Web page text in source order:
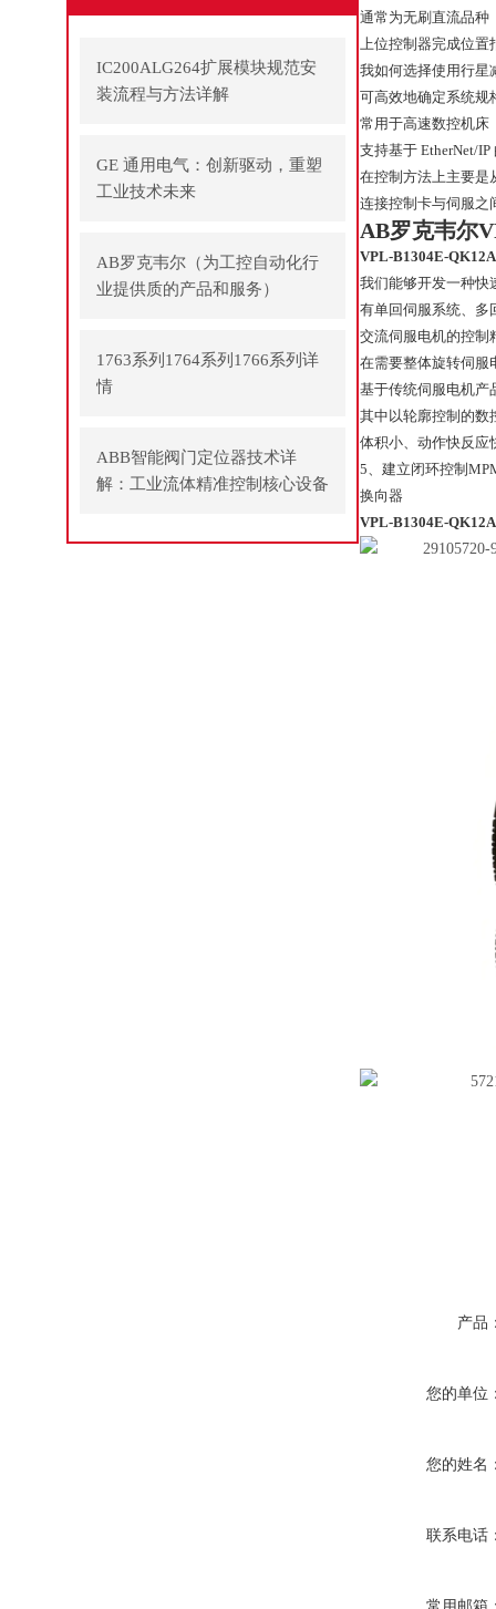
IC200ALG264扩展模块规范安
装流程与方法详解
GE 通用电气：创新驱动，重塑
工业技术未来
AB罗克韦尔（为工控自动化行
业提供质的产品和服务）
1763系列1764系列1766系列详
情
ABB智能阀门定位器技术详
解：工业流体精准控制核心设备
通常为无刷直流品种
上位控制器完成位置
我如何选择使用行星
可高效地确定系统规
常用于高速数控机床
支持基于 EtherNet/
在控制方法上主要是
连接控制卡与伺服之
AB罗克韦尔
VPL-B1304E-
我们能够开发一种快
有单回伺服系统、多
交流伺服电机的控制
在需要整体旋转伺服
基于传统伺服电机产
其中以轮廓控制的数
体积小、动作快反应
5、建立闭环控制
换向器
VPL-B1304E-
产品
您的单位
您的姓名
联系电话